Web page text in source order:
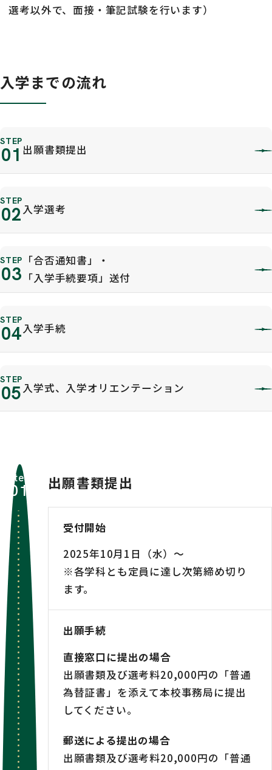
選考以外で、面接・筆記試験を行います）
入学までの流れ
STEP
01 出願書類提出
STEP
02入学選考
STEP
03
「合否通知書」・
「入学手続要項」送付
STEP
04入学手続
STEP
05入学式、入学オリエンテーション
step
01 出願書類提出
受付開始
2025年10月1日（水）～
※各学科とも定員に達し次第締め切り
ます。
出願手続
直接窓口に提出の場合
出願書類及び選考料20,000円の「普通
為替証書」を添えて本校事務局に提出
してください。
郵送による提出の場合
出願書類及び選考料20,000円の「普通